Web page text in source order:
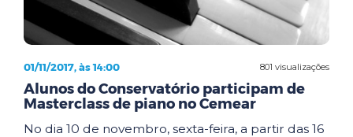
801 visualizações
01/11/2017, às 14:00
Alunos do Conservatório participam de
Masterclass de piano no Cemear
No dia 10 de novembro, sexta-feira, a partir das 16